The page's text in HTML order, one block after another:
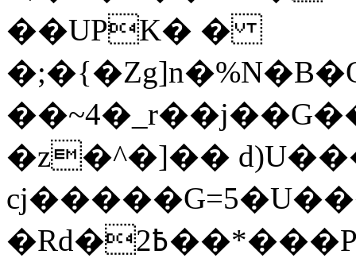
��UPK� �
�z�^�]��
�Rd�2߿��*���P�G:�*�